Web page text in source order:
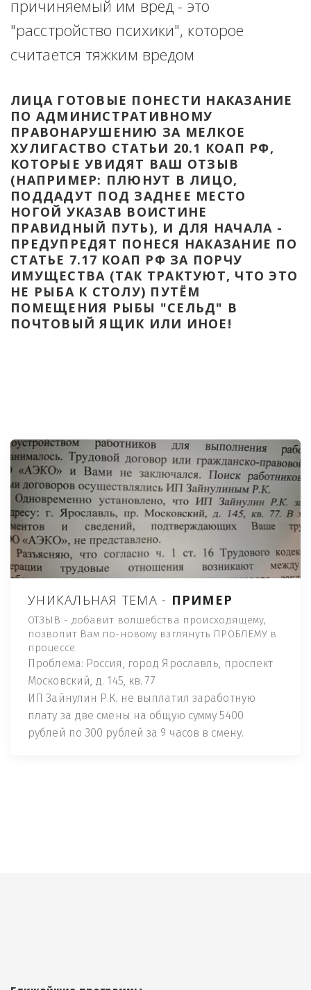
причиняемый им вред - это
"расстройство психики", которое
считается тяжким вредом
ЛИЦА ГОТОВЫЕ ПОНЕСТИ НАКАЗАНИЕ
ПО АДМИНИСТРАТИВНОМУ
ПРАВОНАРУШЕНИЮ ЗА МЕЛКОЕ
ХУЛИГАСТВО СТАТЬИ 20.1 КОАП РФ,
КОТОРЫЕ УВИДЯТ ВАШ ОТЗЫВ
(НАПРИМЕР: ПЛЮНУТ В ЛИЦО,
ПОДДАДУТ ПОД ЗАДНЕЕ МЕСТО
НОГОЙ УКАЗАВ ВОИСТИНЕ
ПРАВИДНЫЙ ПУТЬ), И ДЛЯ НАЧАЛА -
ПРЕДУПРЕДЯТ ПОНЕСЯ НАКАЗАНИЕ ПО
СТАТЬЕ 7.17 КОАП РФ ЗА ПОРЧУ
ИМУЩЕСТВА (ТАК ТРАКТУЮТ, ЧТО ЭТО
НЕ РЫБА К СТОЛУ) ПУТЁМ
ПОМЕЩЕНИЯ РЫБЫ "СЕЛЬД" В
ПОЧТОВЫЙ ЯЩИК ИЛИ ИНОЕ!
УНИКАЛЬНАЯ ТЕМА - ПРИМЕР
ОТЗЫВ - добавит волшебства происходящему,
позволит Вам по-новому взглянуть ПРОБЛЕМУ в
процессе.
Проблема: Россия, город Ярославль, проспект
Московский, д. 145, кв. 77
ИП Зайнулин Р.К. не выплатил заработную
плату за две смены на общую сумму 5400
рублей по 300 рублей за 9 часов в смену.